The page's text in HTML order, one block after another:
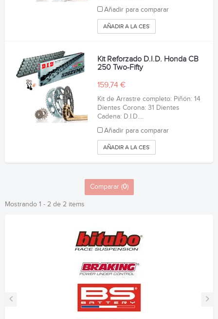
Añadir para comparar
AÑADIR A LA CESTA
Kit Reforzado D.I.D. Honda CB
250 Two-Fifty
159,74 €
Kit de Arrastre completo: Piñón: 14
Dientes Corona: 31 Dientes
Cadena: D.I.D....
Añadir para comparar
AÑADIR A LA CESTA
Comparar (0)
Mostrando 1 - 2 de 2 items